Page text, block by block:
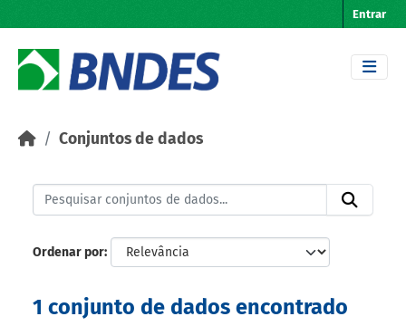
Entrar
Conjuntos de dados
Ordenar por
1 conjunto de dados encontrado